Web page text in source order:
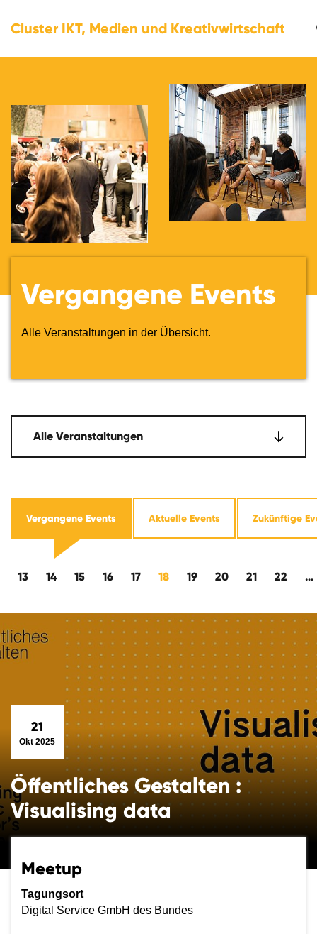
Cluster IKT, Medien und Kreativwirtschaft
Vergangene Events
Alle Veranstaltungen in der Übersicht.
Vergangene Events Aktuelle Events Zukünftige
Alle Veranstaltungen
13 14 15 16 17 18 19 20 21 22 …
21
Okt 2025
Öffentliches Gestalten :
Visualising data
Meetup
Tagungsort
Digital Service GmbH des Bundes